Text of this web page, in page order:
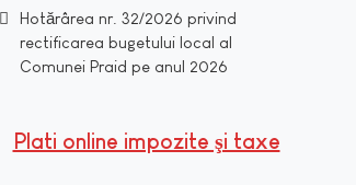
Hotărârea nr. 32/2026 privind
rectificarea bugetului local al
Comunei Praid pe anul 2026
Plati online impozite şi taxe